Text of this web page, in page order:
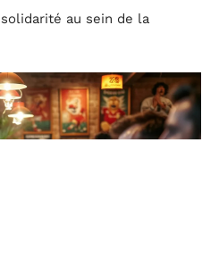
solidarité au sein de la